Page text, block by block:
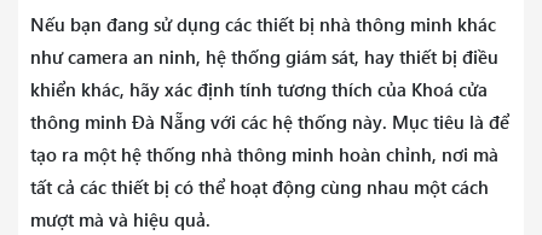
Nếu bạn đang sử dụng các thiết bị nhà thông minh khác
như camera an ninh, hệ thống giám sát, hay thiết bị điều
khiển khác, hãy xác định tính tương thích của Khoá cửa
thông minh Đà Nẵng với các hệ thống này. Mục tiêu là để
tạo ra một hệ thống nhà thông minh hoàn chỉnh, nơi mà
tất cả các thiết bị có thể hoạt động cùng nhau một cách
mượt mà và hiệu quả.